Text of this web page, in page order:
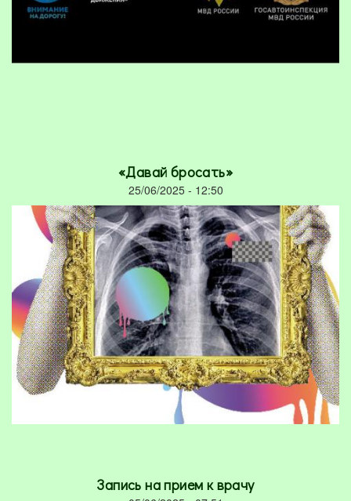
«Давай бросать»
25/06/2025 - 12:50
Запись на прием к врачу